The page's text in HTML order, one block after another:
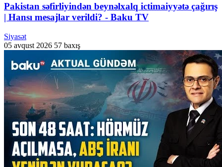
Pakistan səfirliyindən beynəlxalq ictimaiyyətə çağırış
| Hansı mesajlar verildi? - Baku TV
Siyasət
05 avqust 2026 57 baxış